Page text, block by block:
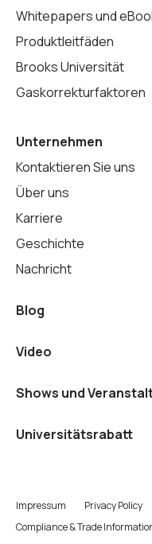
Whitepapers und
Produktleitfäden
Brooks Universität
Gaskorrekturfaktoren
Unternehmen
Kontaktieren Sie uns
Über uns
Karriere
Geschichte
Nachricht
Blog
Video
Shows und
Universitätsrabatt
Impressum Privacy Policy
Compliance & Trade